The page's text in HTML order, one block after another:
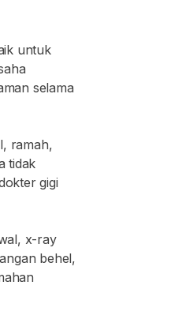
untuk
selama
ramah,
tidak
gigi
x-ray
behel,